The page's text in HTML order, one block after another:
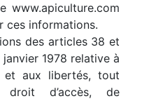
www.apiculture.com
ces informations.
des articles 38 et
1978 relative à
et aux libertés, tout
droit d’accès, de